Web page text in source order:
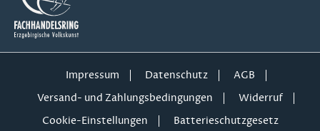
Impressum Datenschutz
AGB
Versand- und Zahlungsbedingungen
Widerruf
Cookie-Einstellungen
Batterieschutzgesetz